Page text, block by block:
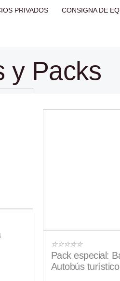
PRIVADOS
CONSIGNA DE
y Packs
☆☆☆☆☆Valorado
con
5
Pack especial:
Autobús turístico